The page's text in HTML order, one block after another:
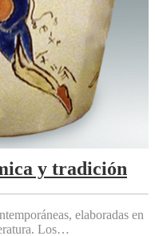
y tradición
elaboradas en
Los…